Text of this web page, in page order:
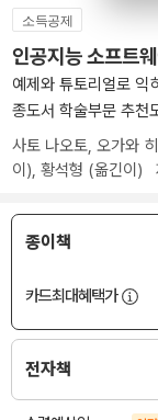
소득공제
인공지능 소프트
예제와 튜토리얼로 익
종도서 학술부문 추천
사토 나오토, 오가와
이), 황석형 (옮긴이)
종이책
카드최대혜택가
전자책